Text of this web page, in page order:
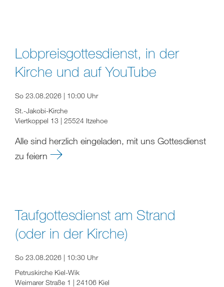
Lobpreisgottesdienst, in der
Kirche und auf YouTube
So 23.08.2026 | 10:00 Uhr
St.-Jakobi-Kirche
Viertkoppel 13 | 25524 Itzehoe
Alle sind herzlich eingeladen, mit uns Gottesdienst
zu feiern
Taufgottesdienst am Strand
(oder in der Kirche)
So 23.08.2026 | 10:30 Uhr
Petruskirche Kiel-Wik
Weimarer Straße 1 | 24106 Kiel